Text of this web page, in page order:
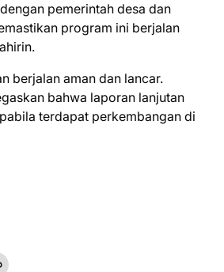
pemerintah desa dan
program ini berjalan
berjalan aman dan lancar.
bahwa laporan lanjutan
terdapat perkembangan di